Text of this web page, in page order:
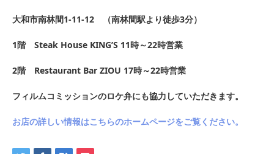
大和市南林間1-11-12 （南林間駅より徒歩3分）
1階 Steak House KING’S 11時～22時営業
2階 Restaurant Bar ZIOU 17時～22時営業
フィルムコミッションのロケ弁にも協力していただきます。
お店の詳しい情報はこちらのホームページをご覧ください。